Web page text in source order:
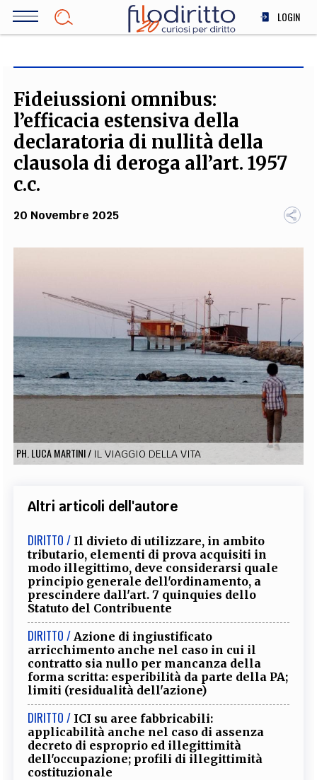
Salta
LOGIN
SOCIETÀ
MEDICINA
SCIENZA
STORIA E FILOSOFIA
INNOVAZIONE
COLLABORA CON NOI
EXTRA
CODICI RUBRICHE LIBRI PROCEEDINGS PUBBLICITÀ CONTATTI
SOCIAL MEDIA
Fideiussioni omnibus:
l’efficacia estensiva della
declaratoria di nullità della
clausola di deroga all’art. 1957
c.c.
20 Novembre 2025
PH. LUCA MARTINI/ IL VIAGGIO DELLA VITA
Altri articoli dell'autore
DIRITTO / Il divieto di utilizzare, in ambito
tributario, elementi di prova acquisiti in
modo illegittimo, deve considerarsi quale
principio generale dell'ordinamento, a
prescindere dall'art. 7 quinquies dello
Statuto del Contribuente
DIRITTO / Azione di ingiustificato
arricchimento anche nel caso in cui il
contratto sia nullo per mancanza della
forma scritta: esperibilità da parte della PA;
limiti (residualità dell'azione)
DIRITTO / ICI su aree fabbricabili:
applicabilità anche nel caso di assenza
decreto di esproprio ed illegittimità
dell'occupazione; profili di illegittimità
costituzionale